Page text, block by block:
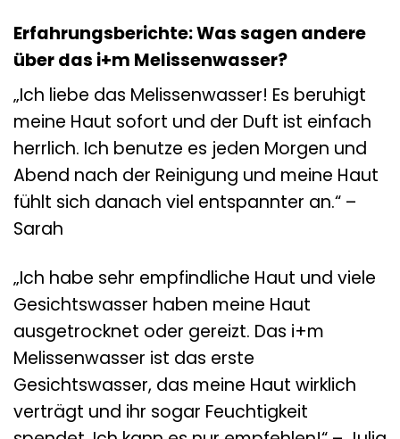
Erfahrungsberichte: Was sagen andere
über das i+m Melissenwasser?
„Ich liebe das Melissenwasser! Es beruhigt
meine Haut sofort und der Duft ist einfach
herrlich. Ich benutze es jeden Morgen und
Abend nach der Reinigung und meine Haut
fühlt sich danach viel entspannter an.“ –
Sarah
„Ich habe sehr empfindliche Haut und viele
Gesichtswasser haben meine Haut
ausgetrocknet oder gereizt. Das i+m
Melissenwasser ist das erste
Gesichtswasser, das meine Haut wirklich
verträgt und ihr sogar Feuchtigkeit